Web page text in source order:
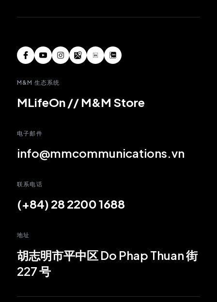
M&M 生态系统
MLifeOn // M&M Store
电子邮件
info@mmcommunications.vn
联系电话
(+84) 28 2200 1688
地址
胡志明市平中区 Do Phap Thuan 街
227 号